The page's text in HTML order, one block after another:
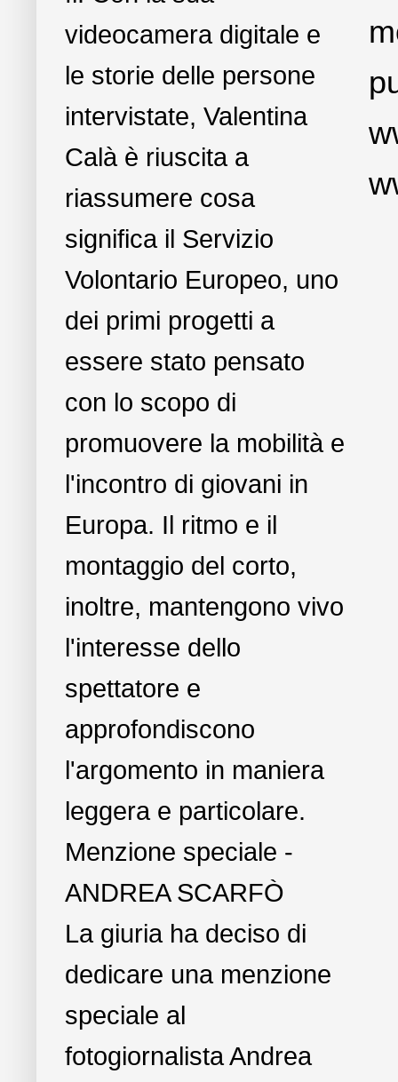
videocamera digitale e
le storie delle persone
intervistate, Valentina
Calà è riuscita a
riassumere cosa
significa il Servizio
Volontario Europeo, uno
dei primi progetti a
essere stato pensato
con lo scopo di
promuovere la mobilità e
l'incontro di giovani in
Europa. Il ritmo e il
montaggio del corto,
inoltre, mantengono vivo
l'interesse dello
spettatore e
approfondiscono
l'argomento in maniera
leggera e particolare.
Menzione speciale -
ANDREA SCARFÒ
La giuria ha deciso di
dedicare una menzione
speciale al
fotogiornalista Andrea